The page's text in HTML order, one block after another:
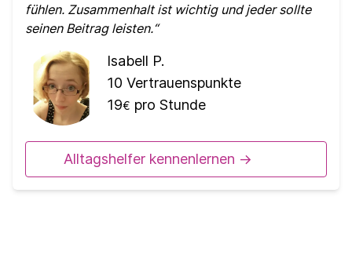
fühlen. Zusammenhalt ist wichtig und jeder sollte
seinen Beitrag leisten.
Isabell P.
10 Vertrauenspunkte
19€ pro Stunde
Alltagshelfer kennenlernen ->